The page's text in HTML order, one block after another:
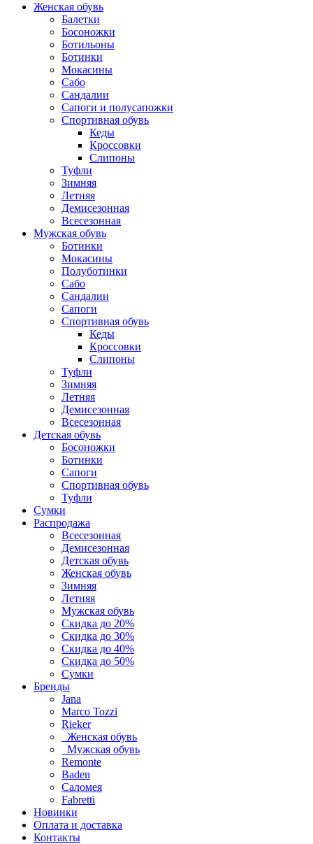
Женская обувь
Балетки
Босоножки
Ботильоны
Ботинки
Мокасины
Сабо
Сандалии
Сапоги и полусапожки
Спортивная обувь
Кеды
Кроссовки
Слипоны
Туфли
Зимняя
Летняя
Демисезонная
Всесезонная
Мужская обувь
Ботинки
Мокасины
Полуботинки
Сабо
Сандалии
Сапоги
Спортивная обувь
Кеды
Кроссовки
Слипоны
Туфли
Зимняя
Летняя
Демисезонная
Всесезонная
Детская обувь
Босоножки
Ботинки
Сапоги
Спортивная обувь
Туфли
Сумки
Распродажа
Всесезонная
Демисезонная
Детская обувь
Женская обувь
Зимняя
Летняя
Мужская обувь
Скидка до 20%
Скидка до 30%
Скидка до 40%
Скидка до 50%
Сумки
Бренды
Jana
Marco Tozzi
Rieker
Женская обувь
Мужская обувь
Remonte
Baden
Саломея
Fabretti
Новинки
Оплата и доставка
Контакты